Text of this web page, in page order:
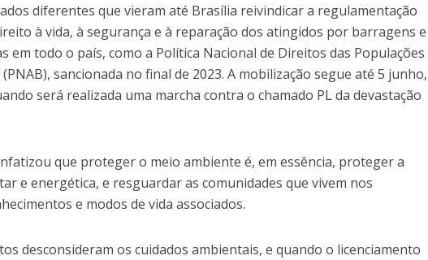
diferentes que vieram até Brasília reivindicar a regulamentação
à vida, à segurança e à reparação dos atingidos por barragens e
em todo o país, como a Política Nacional de Direitos das Populações
sancionada no final de 2023. A mobilização segue até 5 junho,
será realizada uma marcha contra o chamado PL da devastação
que proteger o meio ambiente é, em essência, proteger a
e energética, e resguardar as comunidades que vivem nos
e modos de vida associados.
desconsideram os cuidados ambientais, e quando o licenciamento